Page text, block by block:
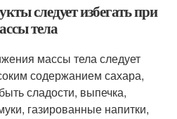
следует избегать при
тела
массы тела следует
содержанием сахара,
сладости, выпечка,
газированные напитки,